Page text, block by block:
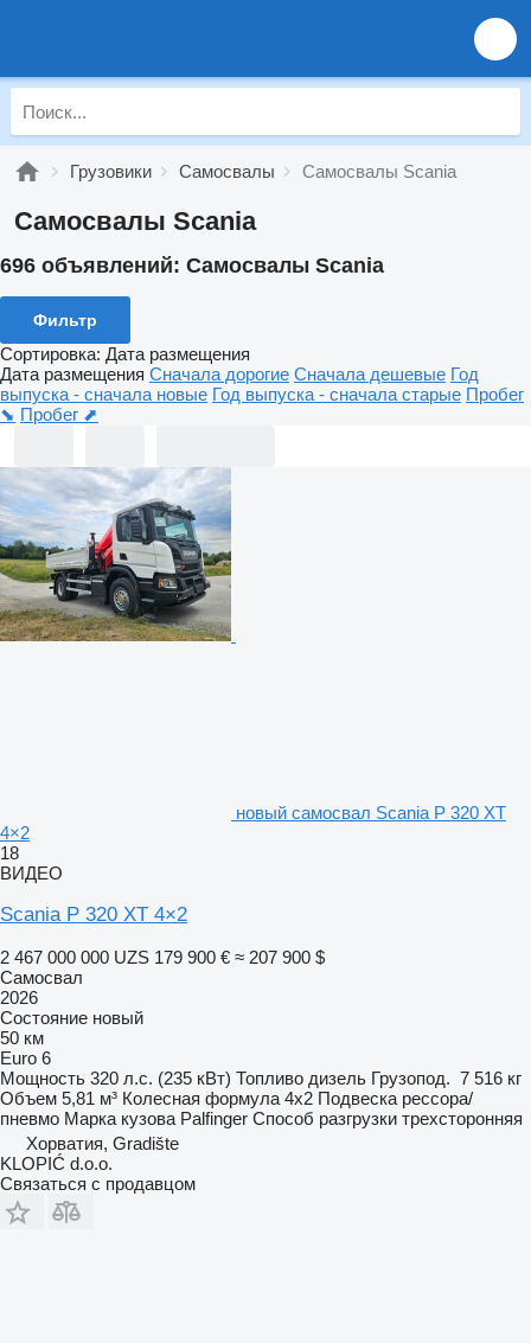
Грузовики Самосвалы Самосвалы Scania
Самосвалы Scania
696 объявлений: Самосвалы Scania
Фильтр
Сортировка: Дата размещения
Дата размещения Сначала дорогие Сначала дешевые Год
выпуска - сначала новые Год выпуска - сначала старые Пробег
⬊ Пробег ⬈
новый самосвал Scania P 320 XT
4×2
18
ВИДЕО
Scania P 320 XT 4×2
2 467 000 000 UZS 179 900 € ≈ 207 900 $
Самосвал
2026
Состояние новый
50 км
Euro 6
Мощность 320 л.с. (235 кВт) Топливо дизель Грузопод. 7 516 кг
Объем 5,81 м³ Колесная формула 4x2 Подвеска рессора/
пневмо Марка кузова Palfinger Способ разгрузки трехсторонняя
Хорватия, Gradište
KLOPIĆ d.o.o.
Связаться с продавцом